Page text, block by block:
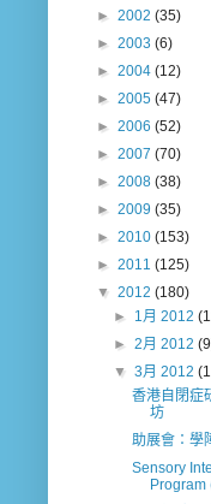
► 2002 (35)
► 2003 (6)
► 2004 (12)
► 2005 (47)
► 2006 (52)
► 2007 (70)
► 2008 (38)
► 2009 (35)
► 2010 (153)
► 2011 (125)
▼ 2012 (180)
► 1月 2012
►2月 2012
▼3月 2012
香港自閉症
坊
助展會：學
Sensory
Program